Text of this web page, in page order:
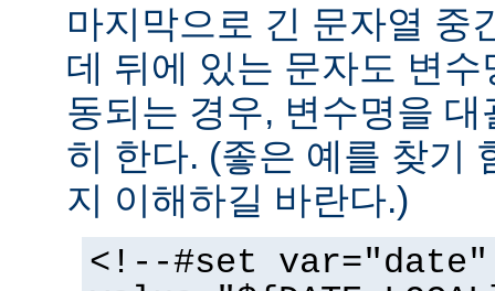
마지막으로 긴 문자열 중
데 뒤에 있는 문자도 변
동되는 경우, 변수명을
히 한다. (좋은 예를 찾기
지 이해하길 바란다.)
<!--#set var="date"